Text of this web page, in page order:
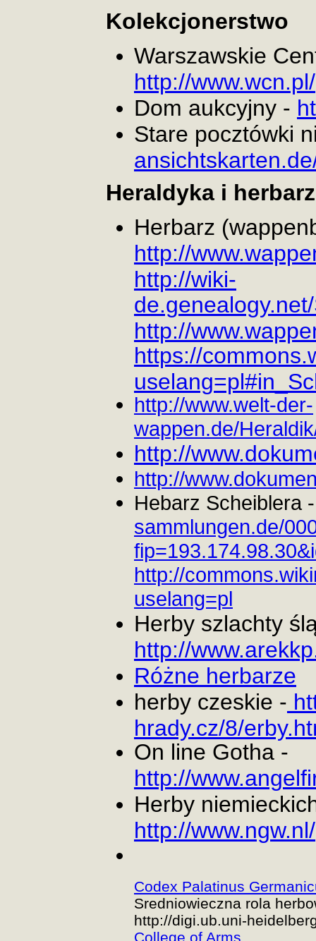
Kolekcjonerstwo
Warszawskie
http://www.wcn.pl/
Dom aukcyjny -
Stare pocztówki
Heraldyka i
Herbarz
http://
http://wiki-
http://
https://
http://www.welt-der-
wappen.de/
http://
http://
Hebarz Scheiblera
sammlungen.de/
http://
uselang=pl
Herby szlachty
http://
Różne herbarze
herby czeskie -
hrady.cz/8/
On line Gotha -
http://
Herby
http://www.ngw.nl/
Codex Palatinus
Sredniowieczna rola
http://digi.ub.uni-
College of Arms